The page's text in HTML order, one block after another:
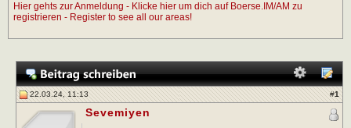
Hier gehts zur Anmeldung - Klicke hier um dich auf Boerse.IM/AM zu
registrieren - Register to see all our areas!
22.03.24, 11:13 #1
Sevemiyen